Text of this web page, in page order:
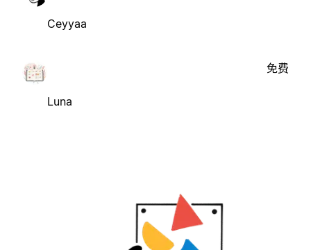
Ceyyaa
Luna
免费